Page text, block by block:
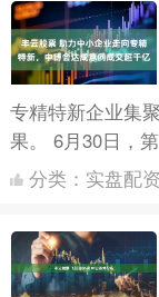
专精特新企业集
果。 6月30日，
中博会）在广州
分类： 实盘配